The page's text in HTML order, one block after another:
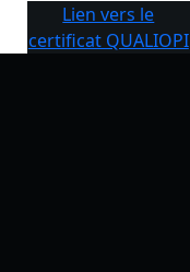
Lien vers le
certificat QUALIOPI